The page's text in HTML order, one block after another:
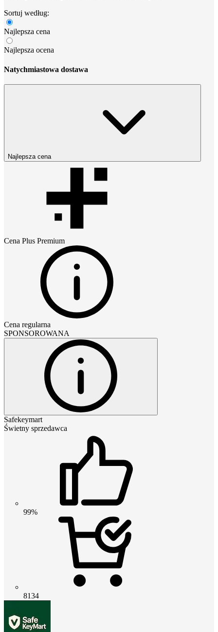
Sortuj według:
Najlepsza cena
Najlepsza ocena
Natychmiastowa dostawa
Najlepsza cena
Cena Plus Premium
Cena regularna
SPONSOROWANA
Safekeymart
Świetny sprzedawca
99%
8134